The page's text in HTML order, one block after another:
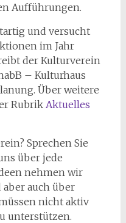
Aufführungen.
und versucht
im Jahr
der Kulturverein
– Kulturhaus
Über weitere
RubrikAktuelles
Sprechen Sie
über jede
nehmen wir
auch über
nicht aktiv
unterstützen.